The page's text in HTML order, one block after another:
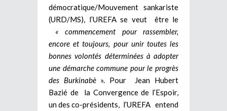
démocratique/Mouvement sankariste
(URD/MS), l’UREFA se veut être le
« commencement pour rassembler,
encore et toujours, pour unir toutes les
bonnes volontés déterminées à adopter
une démarche commune pour le progrès
des Burkinabè». Pour Jean Hubert
Bazié de la Convergence de l’Espoir,
un des co-présidents, l’UREFA entend